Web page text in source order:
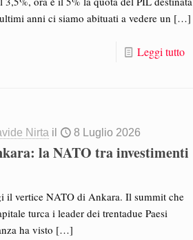
anni ci siamo abituati a vedere un […]
Leggi tutto
Nirta il 8 Luglio 2026
la NATO tra investimenti
il vertice NATO di Ankara. Il summit che
turca i leader dei trentadue Paesi
ha visto […]